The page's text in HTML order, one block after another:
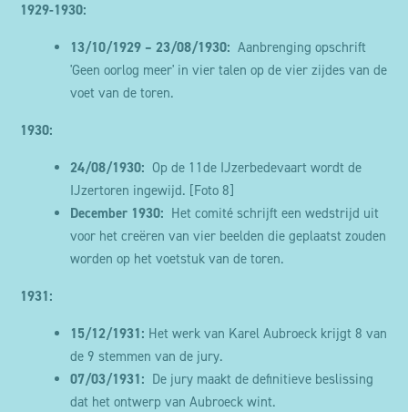
1929-1930:
13/10/1929 – 23/08/1930:Aanbrenging opschrift
'Geen oorlog meer' in vier talen op de vier zijdes van de
voet van de toren.
1930:
24/08/1930:Op de 11de IJzerbedevaart wordt de
IJzertoren ingewijd. [Foto 8]
December 1930: Het comité schrijft een wedstrijd uit
voor het creëren van vier beelden die geplaatst zouden
worden op het voetstuk van de toren.
1931:
15/12/1931: Het werk van Karel Aubroeck krijgt 8 van
de 9 stemmen van de jury.
07/03/1931: De jury maakt de definitieve beslissing
dat het ontwerp van Aubroeck wint.